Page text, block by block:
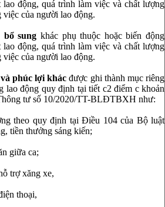
lao động, quá trình làm việc và chất lượng
việc của người lao động.
bổ sung khác phụ thuộc hoặc biến động
lao động, quá trình làm việc và chất lượng
việc của người lao động.
phúc lợi khác được ghi thành mục riêng
lao động quy định tại tiết c2 điểm c khoản
tư số 10/2020/TT-BLĐTBXH như:
theo quy định tại Điều 104 của Bộ luật
tiền thưởng sáng kiến;
giữa ca;
trợ xăng xe,
thoại,